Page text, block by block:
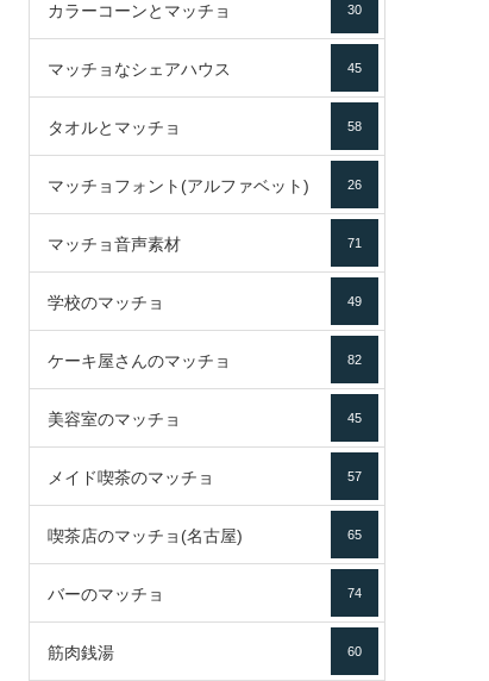
カラーコーンとマッチョ 30
マッチョなシェアハウス 45
タオルとマッチョ 58
マッチョフォント(アルファベット) 26
マッチョ音声素材 71
学校のマッチョ 49
ケーキ屋さんのマッチョ 82
美容室のマッチョ 45
メイド喫茶のマッチョ 57
喫茶店のマッチョ(名古屋) 65
バーのマッチョ 74
筋肉銭湯 60